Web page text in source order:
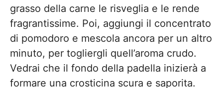
grasso della carne le risveglia e le rende
fragrantissime. Poi, aggiungi il concentrato
di pomodoro e mescola ancora per un altro
minuto, per togliergli quell’aroma crudo.
Vedrai che il fondo della padella inizierà a
formare una crosticina scura e saporita.